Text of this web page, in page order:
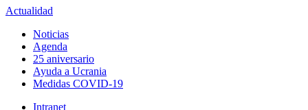
Actualidad
Noticias
Agenda
25 aniversario
Ayuda a Ucrania
Medidas COVID-19
Intranet